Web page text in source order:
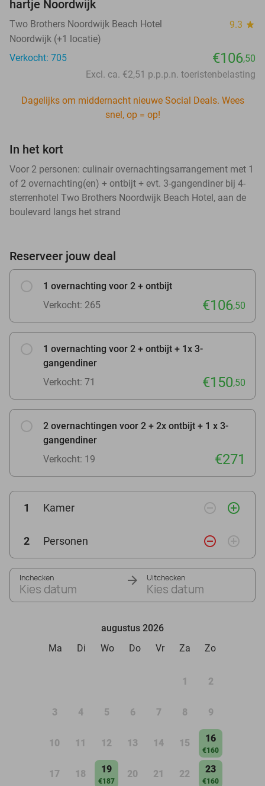
hartje Noordwijk
Two Brothers Noordwijk Beach Hotel 9.3 star
Noordwijk (+1 locatie)
Verkocht: 705
€106,50
Excl. ca. €2,51 p.p.p.n. toeristenbelasting
Dagelijks om middernacht nieuwe Social Deals. Wees
snel, op = op!
In het kort
Voor 2 personen: culinair overnachtingsarrangement met 1
of 2 overnachting(en) + ontbijt + evt. 3-gangendiner bij 4-
sterrenhotel Two Brothers Noordwijk Beach Hotel, aan de
boulevard langs het strand
Reserveer jouw deal
1 overnachting voor 2 + ontbijt
Verkocht: 265
€106,50
1 overnachting voor 2 + ontbijt + 1x 3-
gangendiner
Verkocht: 71
€150,50
2 overnachtingen voor 2 + 2x ontbijt + 1 x 3-
gangendiner
Verkocht: 19
€271
1 Kamer remove_circle_outline add_circle_outline
2 Personen remove_circle_outline add_circle_outline
Inchecken
Kies datum
Uitchecken
Kies datum
augustus 2026
Ma
Di Wo Do Vr Za Zo
1 2
3 4 5 6 7 8 9
10 11 12 13 14 15 16
€160
17 18 19
€187
20 21 22 23
€160